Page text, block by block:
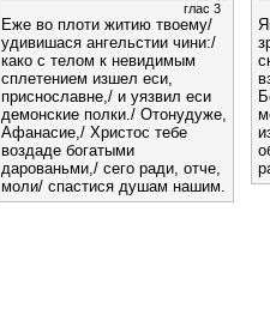
глас 3
Еже во плоти житию твоему/
удивишася ангельстии чини:/
како с телом к невидимым
сплетением изшел еси,
приснославне,/ и уязвил еси
демонские полки./ Отонудуже,
Афанасие,/ Христос тебе
воздаде богатыми
дарованьми,/ сего ради, отче,
моли/ спастися душам нашим.